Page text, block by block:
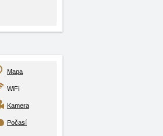
Mapa
WiFi
Kamera
Počasí